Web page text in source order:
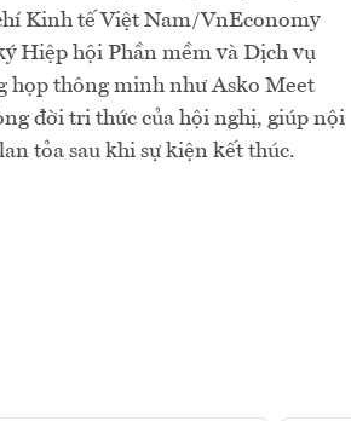
Kinh tế Việt Nam/VnEconomy
Hiệp hội Phần mềm và Dịch vụ
họp thông minh như Asko Meet
đời tri thức của hội nghị, giúp nội
tỏa sau khi sự kiện kết thúc.